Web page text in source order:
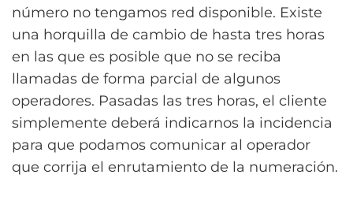
número no tengamos red disponible. Existe
una horquilla de cambio de hasta tres horas
en las que es posible que no se reciba
llamadas de forma parcial de algunos
operadores. Pasadas las tres horas, el cliente
simplemente deberá indicarnos la incidencia
para que podamos comunicar al operador
que corrija el enrutamiento de la numeración.